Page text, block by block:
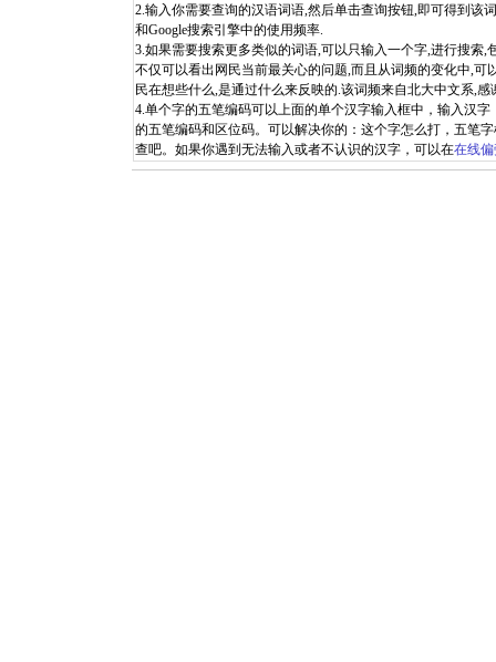
2.输入你需要查询的汉语词语,然后单击查询按钮,即可得到该
和Google搜索引擎中的使用频率.
3.如果需要搜索更多类似的词语,可以只输入一个字,进行搜索
不仅可以看出网民当前最关心的问题,而且从词频的变化中,
民在想些什么,是通过什么来反映的.该词频来自北大中文系,
4.单个字的五笔编码可以上面的单个汉字输入框中，输入汉
的五笔编码和区位码。可以解决你的：这个字怎么打，五笔
查吧。如果你遇到无法输入或者不认识的汉字，可以在在线